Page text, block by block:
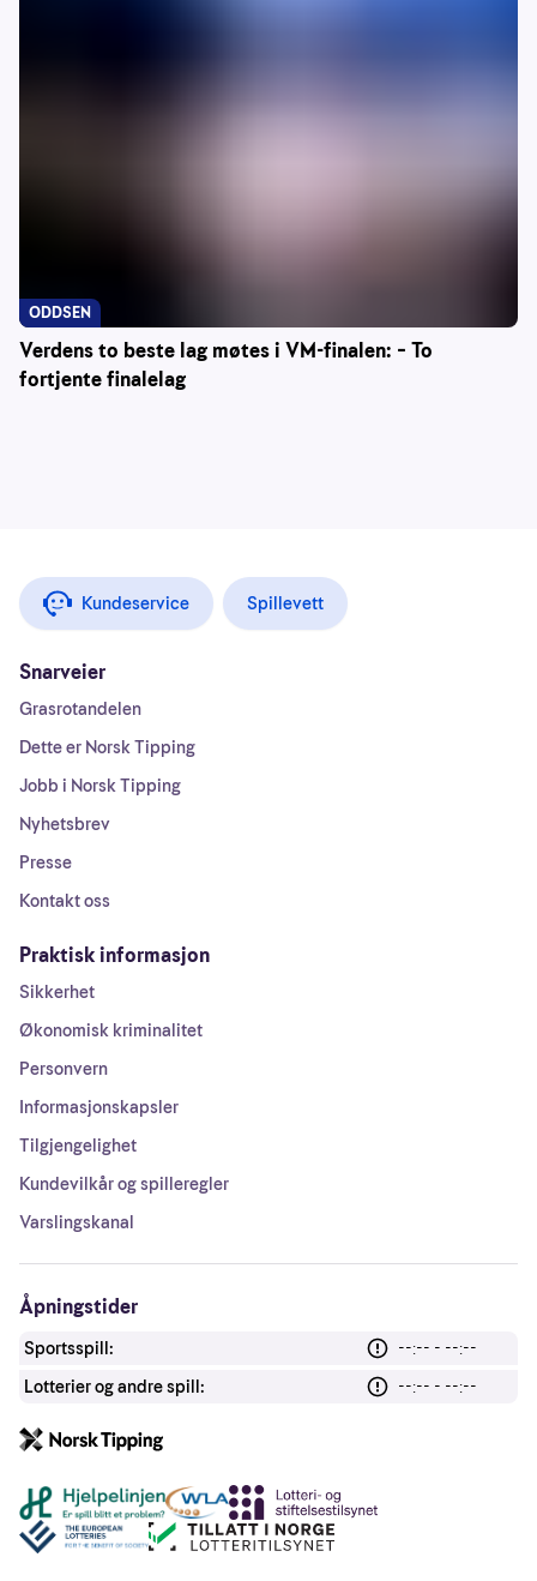
Verdens to beste lag møtes i VM-finalen: – To
fortjente finalelag
ODDSEN
Kundeservice Spillevett
Snarveier
Grasrotandelen
Dette er Norsk Tipping
Jobb i Norsk Tipping
Nyhetsbrev
Presse
Kontakt oss
Praktisk informasjon
Sikkerhet
Økonomisk kriminalitet
Personvern
Informasjonskapsler
Tilgjengelighet
Kundevilkår og spilleregler
Varslingskanal
Åpningstider
Sportsspill:
--:-- - --:--
Lotterier og andre spill:
--:-- - --:--
Andre lenker